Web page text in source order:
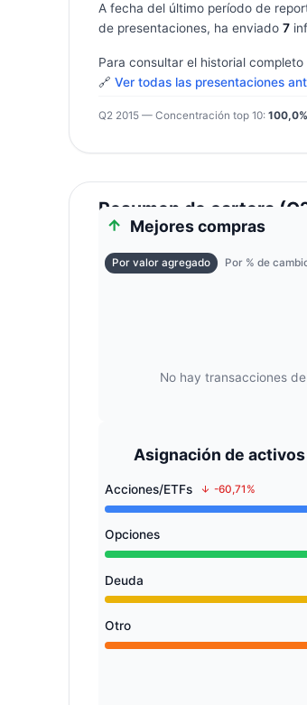
A fecha del último período de
de presentaciones, ha enviado 7
Para consultar el historial
🔗 Ver todas las presentaciones
Q2 2015 — Concentración top 10: 100,0%
Resumen de cartera
Mejores compras
Por valor agregado Por % de
No hay transacciones
Asignación de activos
Acciones/ETFs -60,71%
Opciones
Deuda
Otro